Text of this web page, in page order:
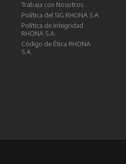
Trabaja con Nosotros
Política del SIG RHONA S.A.
Política de Integridad
RHONA S.A.
Código de Ética RHONA
S.A.